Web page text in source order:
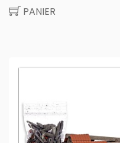
PANIER